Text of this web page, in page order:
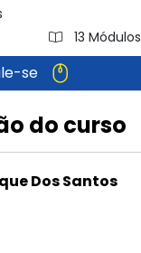
13 Módulos
se
do curso
Dos Santos